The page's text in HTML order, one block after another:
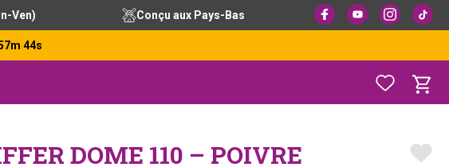
Ven) Conçu aux Pays-Bas
43s
DOME 110 – POIVRE